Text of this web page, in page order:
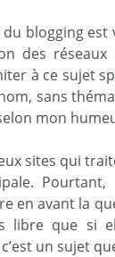
blogging
des
à ce sujet
sans
mon
sites qui
en avant la
libre que si
un sujet